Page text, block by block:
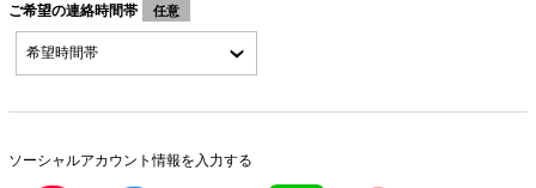
ご希望の連絡時間帯 任意
ソーシャルアカウント情報を入力する